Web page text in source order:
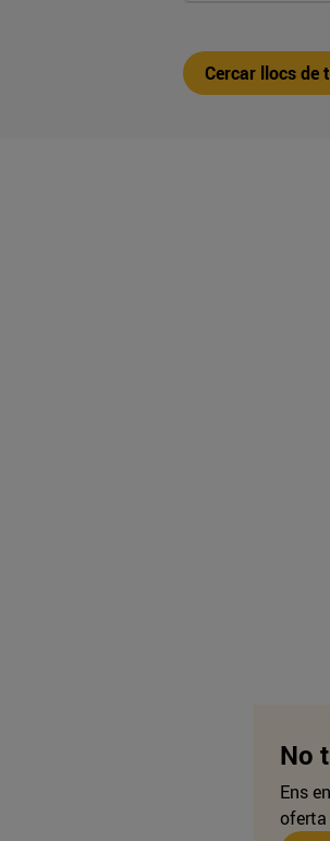
Cercar llocs de
No
Ens
oferta